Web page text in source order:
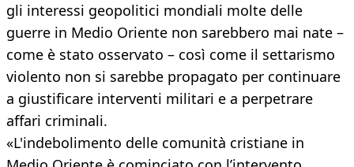
gli interessi geopolitici mondiali molte delle
guerre in Medio Oriente non sarebbero mai nate –
come è stato osservato – così come il settarismo
violento non si sarebbe propagato per continuare
a giustificare interventi militari e a perpetrare
affari criminali.
«L'indebolimento delle comunità cristiane in